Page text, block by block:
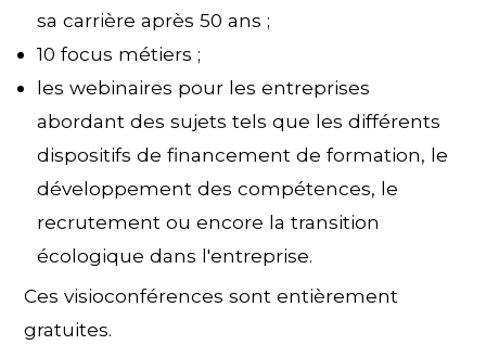
sa carrière après 50 ans ;
10 focus métiers ;
les webinaires pour les entreprises
abordant des sujets tels que les différents
dispositifs de financement de formation, le
développement des compétences, le
recrutement ou encore la transition
écologique dans l'entreprise.
Ces visioconférences sont entièrement
gratuites.